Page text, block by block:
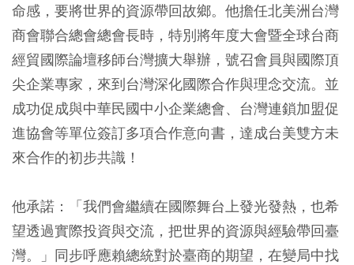
命感，要將世界的資源帶回故鄉。他擔任北美洲台灣
商會聯合總會總會長時，特別將年度大會暨全球台商
經貿國際論壇移師台灣擴大舉辦，號召會員與國際頂
尖企業專家，來到台灣深化國際合作與理念交流。並
成功促成與中華民國中小企業總會、台灣連鎖加盟促
進協會等單位簽訂多項合作意向書，達成台美雙方未
來合作的初步共識！
他承諾：「我們會繼續在國際舞台上發光發熱，也希
望透過實際投資與交流，把世界的資源與經驗帶回臺
灣。」同步呼應賴總統對於臺商的期望，在變局中找